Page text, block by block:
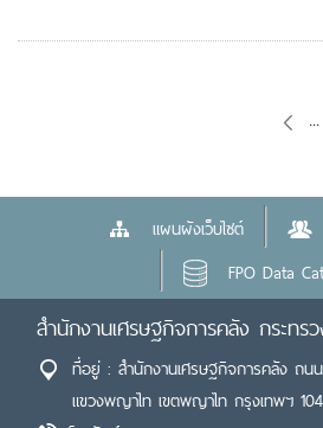
...
แผนผังเว็บไซต์
FPO Data
สำนักงานเศรษฐกิจการคลัง กระทร
ที่อยู่ : สำนักงานเศรษฐกิจการคลัง ถ
แขวงพญาไท เขตพญาไท กรุงเทพฯ